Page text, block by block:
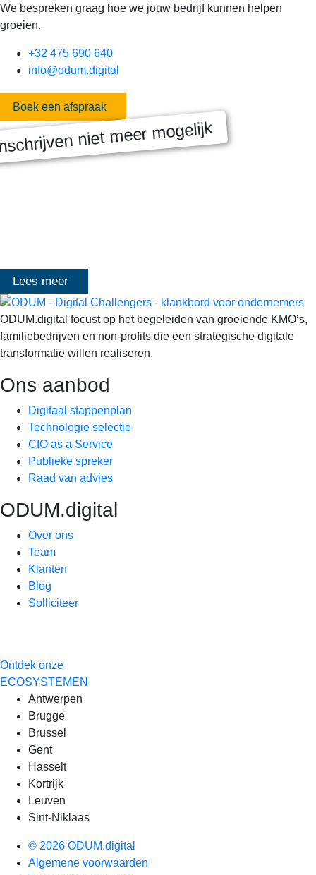
We bespreken graag hoe we jouw bedrijf kunnen helpen
groeien.
+32 475 690 640
info@odum.digital
Boek een afspraak
niet meer mogelijk
MASTERCLASS 2025
Lees meer
ODUM.digital focust op het begeleiden van groeiende KMO’s,
familiebedrijven en non-profits die een strategische digitale
transformatie willen realiseren.
Ons aanbod
Digitaal stappenplan
Technologie selectie
CIO as a Service
Publieke spreker
Raad van advies
ODUM.digital
Over ons
Team
Klanten
Blog
Solliciteer
Ontdek onze
ECOSYSTEMEN
Antwerpen
Brugge
Brussel
Gent
Hasselt
Kortrijk
Leuven
Sint-Niklaas
© 2026 ODUM.digital
Algemene voorwaarden